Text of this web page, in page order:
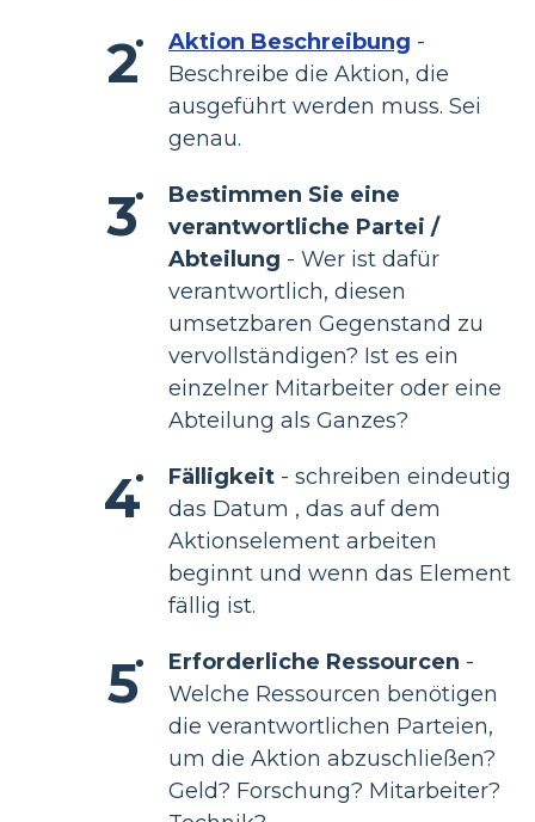
Aktion Beschreibung -
Beschreibe die Aktion, die
ausgeführt werden muss. Sei
genau.
Bestimmen Sie eine
verantwortliche Partei /
Abteilung - Wer ist dafür
verantwortlich, diesen
umsetzbaren Gegenstand zu
vervollständigen? Ist es ein
einzelner Mitarbeiter oder eine
Abteilung als Ganzes?
Fälligkeit - schreiben eindeutig
das Datum , das auf dem
Aktionselement arbeiten
beginnt und wenn das Element
fällig ist.
Erforderliche Ressourcen -
Welche Ressourcen benötigen
die verantwortlichen Parteien,
um die Aktion abzuschließen?
Geld? Forschung? Mitarbeiter?